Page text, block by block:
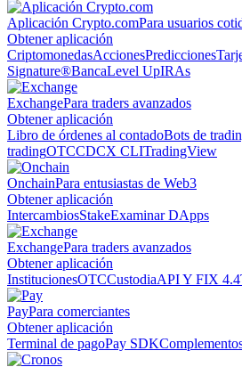
Aplicación Crypto.comPara usuarios
Obtener aplicación
CriptomonedasAccionesPredicciones
Signature®BancaLevel UpIRAs
ExchangePara traders avanzados
Obtener aplicación
Libro de órdenes al contadoBots de
tradingOTCCDCX CLITradingView
OnchainPara entusiastas de Web3
Obtener aplicación
IntercambiosStakeExaminar DApps
ExchangePara traders avanzados
Obtener aplicación
InstitucionesOTCCustodiaAPI Y FIX 4.4
PayPara comerciantes
Obtener aplicación
Terminal de pagoPay SDK